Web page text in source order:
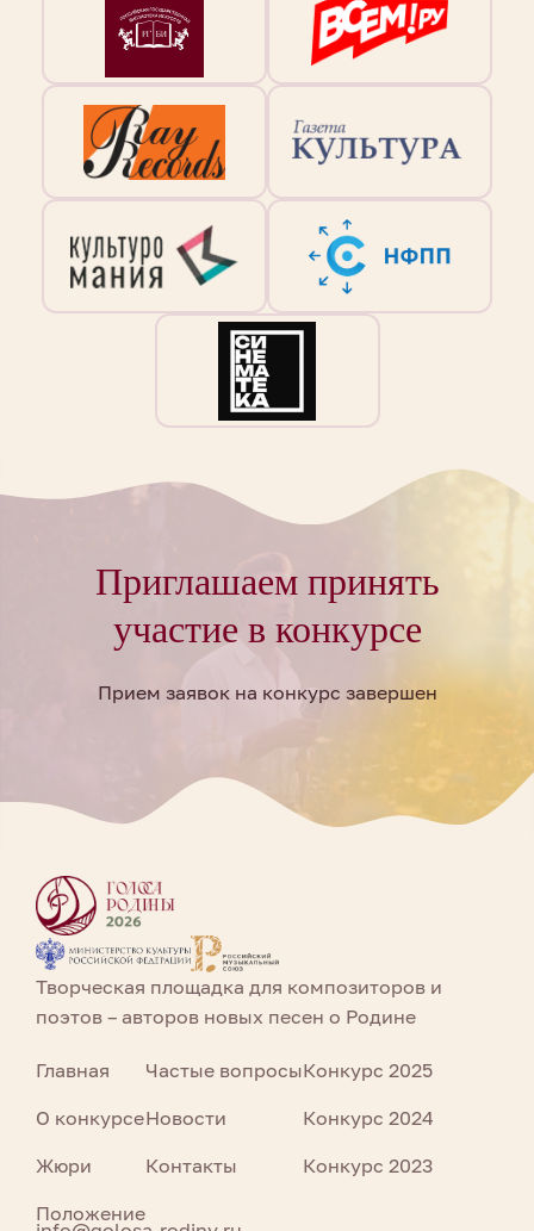
Приглашаем принять
участие в конкурсе
Прием заявок на конкурс завершен
Творческая площадка для композиторов и
поэтов – авторов новых песен о Родине
Главная
О конкурсе
Жюри
Положение
Частые вопросы
Новости
Контакты
Конкурс 2025
Конкурс 2024
Конкурс 2023